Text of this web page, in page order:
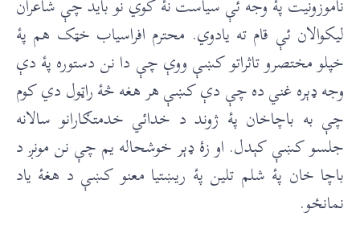
لیکوالان ئې قام ته یادوي. محترم افراسیاب خټک هم پۀ
خپلو مختصرو تاثراتو کښې ووې چې دا نن دستوره پۀ دې
وجه ډېره غني ده چې دې کښې هر هغه څۀ راټول دي کوم
چې به باچاخان پۀ ژوند د خدائي خدمتګارانو سالانه
جلسو کښې کېدل. او زۀ ډېر خوشحاله يم چې نن مونږ د
باچا خان پۀ شلم تلين پۀ ریښتيا معنو کښې د هغۀ ياد
نمانځو.